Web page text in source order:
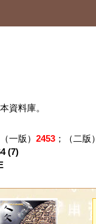
資料庫。
一版） 2453；（二版）
(7)